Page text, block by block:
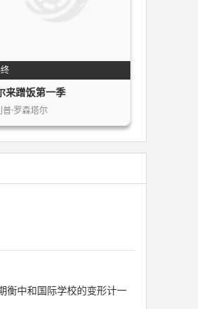
来蹭饭第一季
·罗森塔尔
衡中和国际学校的变形计一